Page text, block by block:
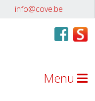
info@cove.be
Menu